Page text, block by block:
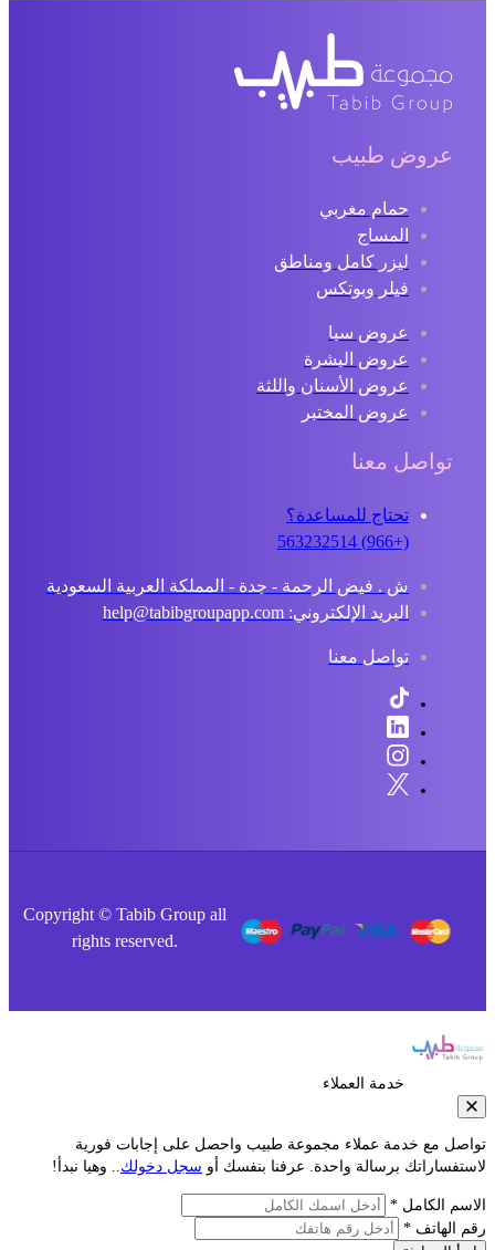
عروض طبيب
حمام مغربي
المساج
ليزر كامل ومناطق
فيلر وبوتكس
عروض سبا
عروض البشرة
عروض الأسنان واللثة
عروض المختبر
تواصل معنا
تحتاج للمساعدة؟
ش . فيض الرحمة - جدة - المملكة العربية السعودية
البريد الإلكتروني: help@tabibgroupapp.com
تواصل معنا
Copyright © Tabib Group all
rights reserved.
خدمة العملاء
مع خدمة عملاء مجموعة طبيب واحصل على إجابات فورية
برسالة واحدة. عرفنا بنفسك أوسجل دخولك.. وهيا نبدأ!
الكامل *
الهاتف *